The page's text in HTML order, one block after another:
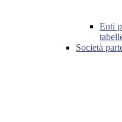
Enti
Società